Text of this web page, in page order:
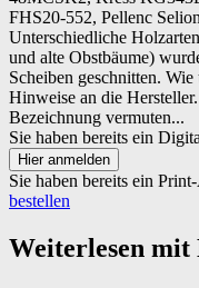
FHS20-552, Pellenc
Unterschiedliche
und alte Obstbäume)
Scheiben geschnitten.
Hinweise an die
Bezeichnung vermuten...
Sie haben bereits ein
Sie haben bereits ein
bestellen
Weiterlesen